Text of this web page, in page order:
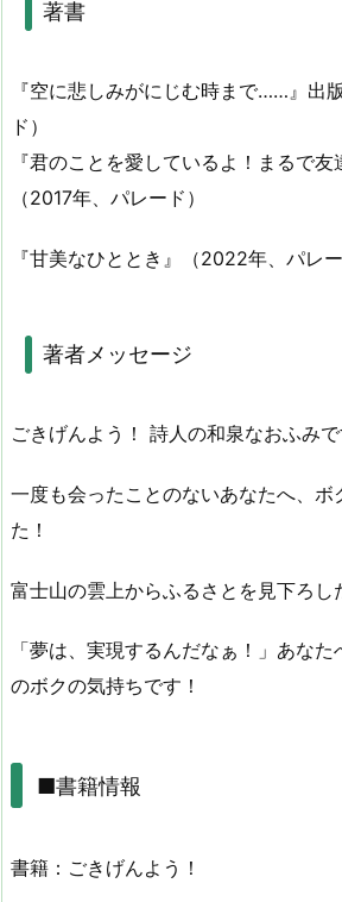
著書
『空に悲しみがにじむ時まで……』出
ド）
『君のことを愛しているよ！まるで友
（2017年、パレード）
『甘美なひととき』（2022年、パレー
著者メッセージ
ごきげんよう！ 詩人の和泉なおふみで
一度も会ったことのないあなたへ、ボ
た！
富士山の雲上からふるさとを見下ろし
「夢は、実現するんだなぁ！」あな
のボクの気持ちです！
■書籍情報
書籍：ごきげんよう！